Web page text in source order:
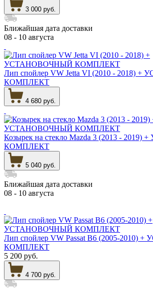
3 000 руб.
Ближайшая дата доставки
08 - 10 августа
Лип спойлер VW Jetta VI (2010 - 2018)
КОМПЛЕКТ
4 680 руб.
Козырек на стекло Mazda 3 (2013 -
КОМПЛЕКТ
5 040 руб.
Ближайшая дата доставки
08 - 10 августа
Лип спойлер VW Passat B6 (2005-
КОМПЛЕКТ
5 200 руб.
4 700 руб.